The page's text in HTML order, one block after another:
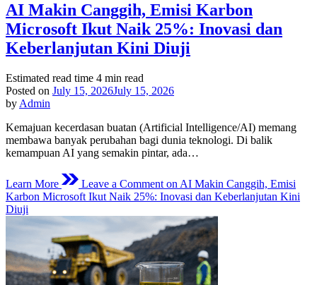
AI Makin Canggih, Emisi Karbon
Microsoft Ikut Naik 25%: Inovasi dan
Keberlanjutan Kini Diuji
Estimated read time 4 min read
Posted on July 15, 2026July 15, 2026
by Admin
Kemajuan kecerdasan buatan (Artificial Intelligence/AI) memang
membawa banyak perubahan bagi dunia teknologi. Di balik
kemampuan AI yang semakin pintar, ada…
Learn More Leave a Comment on AI Makin Canggih, Emisi
Karbon Microsoft Ikut Naik 25%: Inovasi dan Keberlanjutan Kini
Diuji